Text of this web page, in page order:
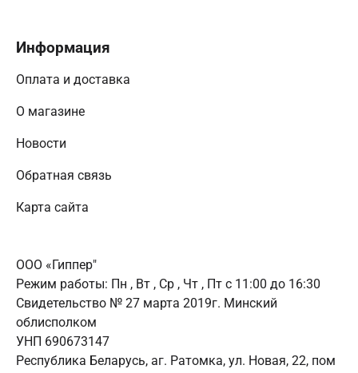
Информация
Оплата и доставка
О магазине
Новости
Обратная связь
Карта сайта
ООО «Гиппер"
Режим работы: Пн , Вт , Ср , Чт , Пт c 11:00 до 16:30
Свидетельство № 27 марта 2019г. Минский
облисполком
УНП 690673147
Республика Беларусь, аг. Ратомка, ул. Новая, 22, пом